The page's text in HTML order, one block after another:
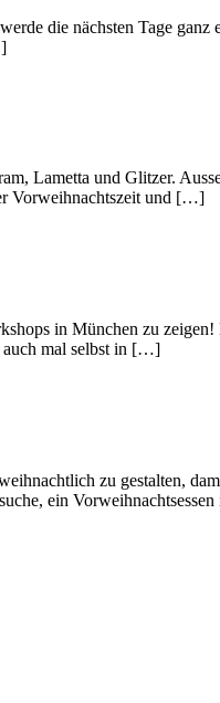
die nächsten Tage
Lametta und Glitzer.
Vorweihnachtszeit und […]
in München zu
auch mal selbst in […]
zu gestalten,
ein